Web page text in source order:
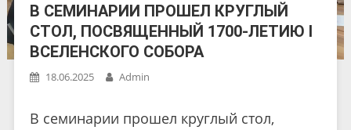
В СЕМИНАРИИ ПРОШЕЛ КРУГЛЫЙ
СТОЛ, ПОСВЯЩЕННЫЙ 1700-ЛЕТИЮ I
ВСЕЛЕНСКОГО СОБОРА
18.06.2025 Admin
В семинарии прошел круглый стол,